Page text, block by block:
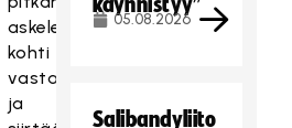
askeleen
kohti
vastapelaajaa
ja
05.08.2026
Salibandyliito